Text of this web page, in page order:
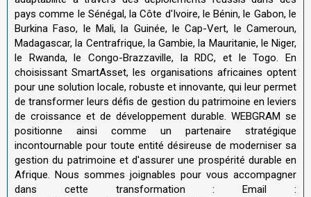
pays comme le Sénégal, la Côte d'Ivoire, le Bénin, le Gabon, le
Burkina Faso, le Mali, la Guinée, le Cap-Vert, le Cameroun,
Madagascar, la Centrafrique, la Gambie, la Mauritanie, le Niger,
le Rwanda, le Congo-Brazzaville, la RDC, et le Togo. En
choisissant SmartAsset, les organisations africaines optent
pour une solution locale, robuste et innovante, qui leur permet
de transformer leurs défis de gestion du patrimoine en leviers
de croissance et de développement durable. WEBGRAM se
positionne ainsi comme un partenaire stratégique
incontournable pour toute entité désireuse de moderniser sa
gestion du patrimoine et d'assurer une prospérité durable en
Afrique. Nous sommes joignables pour vous accompagner
dans cette transformation : Email :